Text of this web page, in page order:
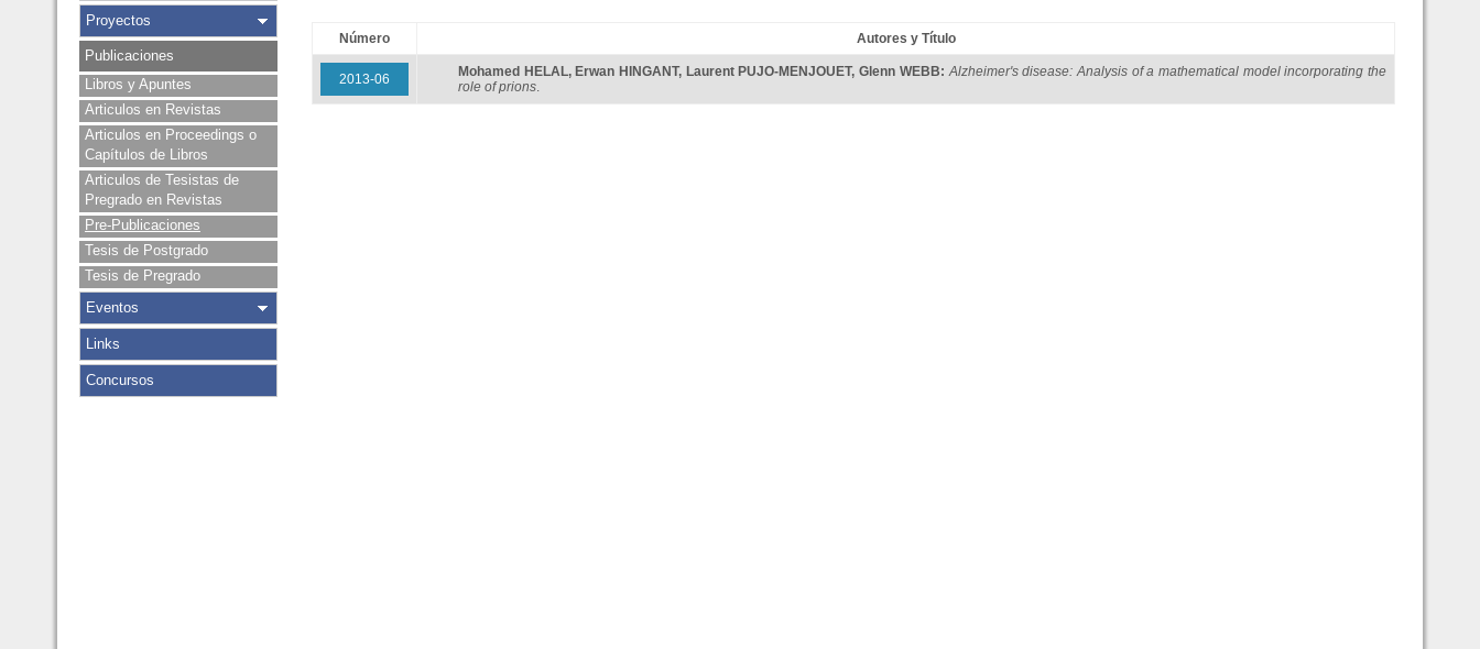
Proyectos
Publicaciones
Libros y Apuntes
Articulos en Revistas
Articulos en Proceedings o
Capítulos de Libros
Articulos de Tesistas de
Pregrado en Revistas
Pre-Publicaciones
Tesis de Postgrado
Tesis de Pregrado
Eventos
Links
Concursos
Número Autores y Título
2013-06 Mohamed HELAL, Erwan HINGANT, Laurent PUJO-MENJOUET,Glenn WEBB:Alzheimer's disease: Analysis of a mathematical model incorporating the
role of prions.